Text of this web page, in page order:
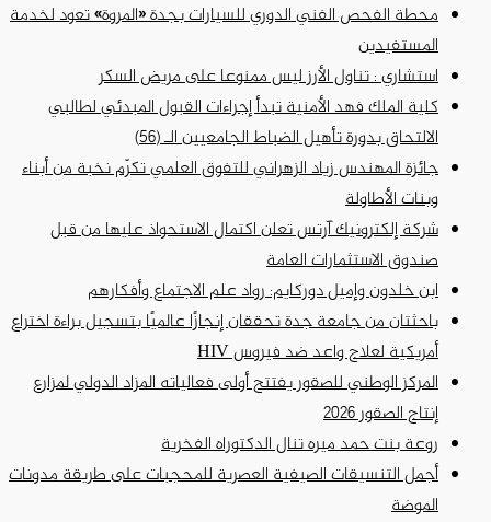
محطة الفحص الفني الدوري للسيارات بجدة «المروة» تعود لخدمة
المستفيدين
استشاري : تناول الأرز ليس ممنوعا على مريض السكر
كلية الملك فهد الأمنية تبدأ إجراءات القبول المبدئي لطالبي
الالتحاق بدورة تأهيل الضباط الجامعيين الـ (56)
جائزة المهندس زياد الزهراني للتفوق العلمي تكرّم نخبة من أبناء
وبنات الأطاولة
شركة إلكترونيك آرتس تعلن اكتمال الاستحواذ عليها من قبل
صندوق الاستثمارات العامة
ابن خلدون وإميل دوركايم: رواد علم الاجتماع وأفكارهم
باحثتان من جامعة جدة تحققان إنجازًا عالميًا بتسجيل براءة اختراع
أمريكية لعلاج واعد ضد فيروس HIV
المركز الوطني للصقور يفتتح أولى فعالياته المزاد الدولي لمزارع
إنتاج الصقور 2026
روعة بنت حمد ميره تنال الدكتوراه الفخرية
أجمل التنسيقات الصيفية العصرية للمحجبات على طريقة مدونات
الموضة